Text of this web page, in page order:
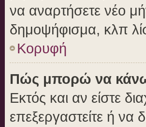
να αναρτήσετε νέο
δημοψήφισμα, κλπ
Κορυφή
Πώς μπορώ να
Εκτός και αν είστε
επεξεργαστείτε ή να